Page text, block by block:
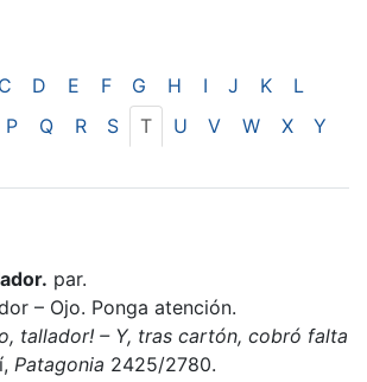
C D E F G H I J K
L
P Q R S T U V W X
Y
par.
– Ojo. Ponga atención.
tallador! – Y, tras cartón, cobró falta
Patagonia 2425/2780.